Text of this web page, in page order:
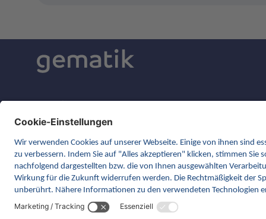
Rosenthaler Straße 30
10178 Berlin
Kontakt